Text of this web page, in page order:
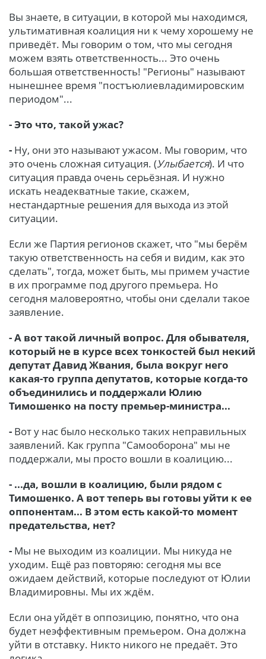
Вы знаете, в ситуации, в которой мы находимся,
ультимативная коалиция ни к чему хорошему не
приведёт. Мы говорим о том, что мы сегодня
можем взять ответственность... Это очень
большая ответственность! "Регионы" называют
нынешнее время "постъюлиевладимировским
периодом"...
- Это что, такой ужас?
- Ну, они это называют ужасом. Мы говорим, что
это очень сложная ситуация. (Улыбается). И что
ситуация правда очень серьёзная. И нужно
искать неадекватные такие, скажем,
нестандартные решения для выхода из этой
ситуации.
Если же Партия регионов скажет, что "мы берём
такую ответственность на себя и видим, как это
сделать", тогда, может быть, мы примем участие
в их программе под другого премьера. Но
сегодня маловероятно, чтобы они сделали такое
заявление.
- А вот такой личный вопрос. Для обывателя,
который не в курсе всех тонкостей был некий
депутат Давид Жвания, была вокруг него
какая-то группа депутатов, которые когда-то
объединились и поддержали Юлию
Тимошенко на посту премьер-министра...
- Вот у нас было несколько таких неправильных
заявлений. Как группа "Самооборона" мы не
поддержали, мы просто вошли в коалицию...
- ...да, вошли в коалицию, были рядом с
Тимошенко. А вот теперь вы готовы уйти к ее
оппонентам... В этом есть какой-то момент
предательства, нет?
- Мы не выходим из коалиции. Мы никуда не
уходим. Ещё раз повторяю: сегодня мы все
ожидаем действий, которые последуют от Юлии
Владимировны. Мы их ждём.
Если она уйдёт в оппозицию, понятно, что она
будет неэффективным премьером. Она должна
уйти в отставку. Никто никого не предаёт. Это